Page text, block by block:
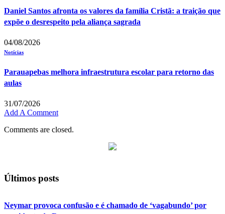
Daniel Santos afronta os valores da família Cristã: a traição que
expõe o desrespeito pela aliança sagrada
04/08/2026
Notícias
Parauapebas melhora infraestrutura escolar para retorno das
aulas
31/07/2026
Add A Comment
Comments are closed.
Últimos posts
Neymar provoca confusão e é chamado de ‘vagabundo’ por